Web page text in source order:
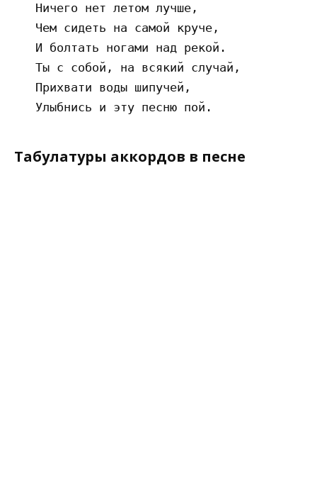
   Ничего нет летом лучше,
   Чем сидеть на самой круче,
   И болтать ногами над рекой.
   Ты с собой, на всякий случай,
   Прихвати воды шипучей,
Табулатуры аккордов в песне